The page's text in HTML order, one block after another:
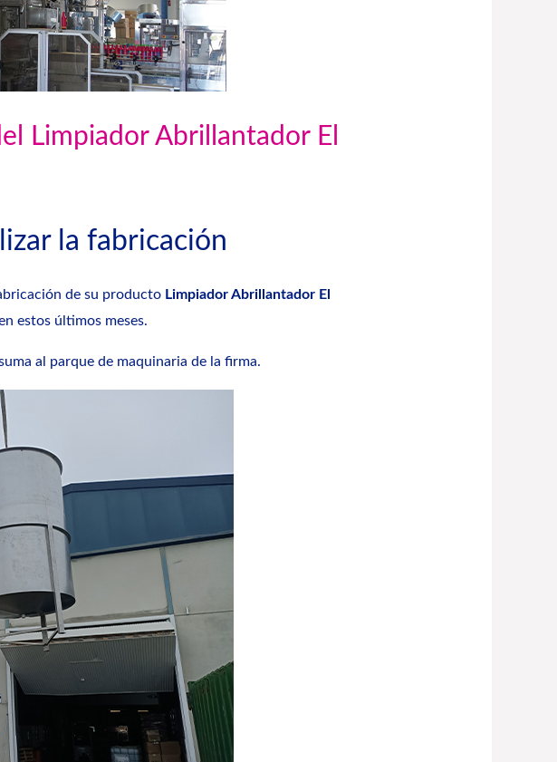
Limpiador Abrillantador El
la fabricación
de su producto Limpiador Abrillantador El
estos últimos meses.
al parque de maquinaria de la firma.